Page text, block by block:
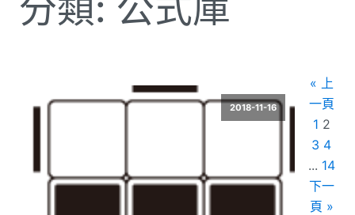
2018-11-16
« 上
一頁
1 2
3 4
... 14
下一
頁 »